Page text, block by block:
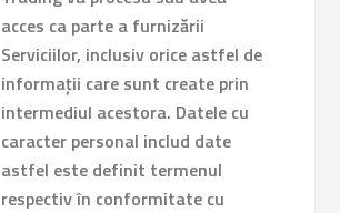
acces ca parte a furnizării
Serviciilor, inclusiv orice astfel de
informații care sunt create prin
intermediul acestora. Datele cu
caracter personal includ date
astfel este definit termenul
respectiv în conformitate cu